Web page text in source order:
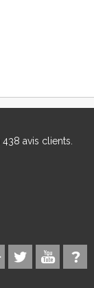
438 avis clients.